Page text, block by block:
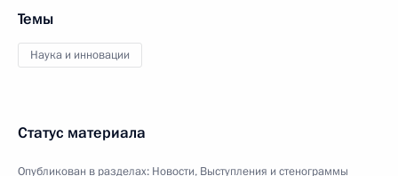
Темы
Наука и инновации
Статус материала
Опубликован в разделах: Новости, Выступления и стенограммы